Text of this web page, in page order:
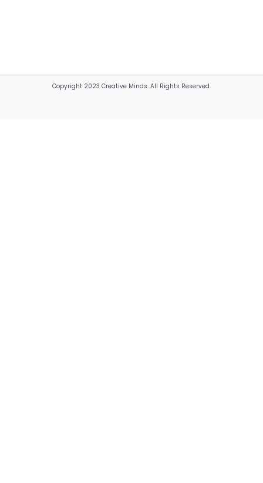
Copyright 2023 Creative Minds. All Rights Reserved.